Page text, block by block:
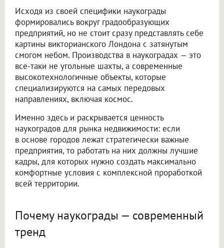
Исходя из своей специфики наукограды
формировались вокруг градообразующих
предприятий, но не стоит сразу представлять себе
картины викторианского Лондона с затянутым
смогом небом. Производства в наукоградах — это
все-таки не угольные шахты, а современные
высокотехнологичные объекты, которые
специализируются на самых передовых
направлениях, включая космос.
Именно здесь и раскрывается ценность
наукоградов для рынка недвижимости: если
в основе городов лежат стратегически важные
предприятия, то работать на них должны лучшие
кадры, для которых нужно создать максимально
комфортные условия с комплексной проработкой
всей территории.
Почему наукограды — современный
тренд